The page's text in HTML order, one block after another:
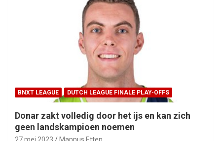
BNXT LEAGUE DUTCH LEAGUE FINALE PLAY-OFFS
Donar zakt volledig door het ijs en kan zich
geen landskampioen noemen
27 mei 2023 Mannus Etten